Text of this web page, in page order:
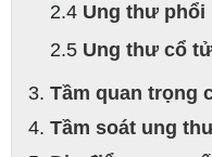
Ung thư phổi
Ung thư cổ
Tầm quan trọng
Tầm soát ung